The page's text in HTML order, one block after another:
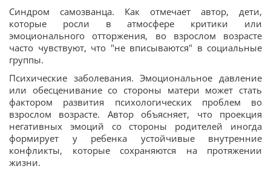
Синдром самозванца. Как отмечает автор, дети,
которые росли в атмосфере критики или
эмоционального отторжения, во взрослом возрасте
часто чувствуют, что "не вписываются" в социальные
группы.
Психические заболевания. Эмоциональное давление
или обесценивание со стороны матери может стать
фактором развития психологических проблем во
взрослом возрасте. Автор объясняет, что проекция
негативных эмоций со стороны родителей иногда
формирует у ребенка устойчивые внутренние
конфликты, которые сохраняются на протяжении
жизни.